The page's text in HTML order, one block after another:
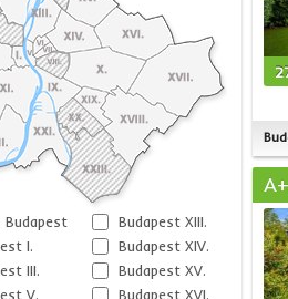
Budapest
I.
III.
V.
Budapest XIII.
Budapest XIV.
Budapest XV.
Budapest XVI.